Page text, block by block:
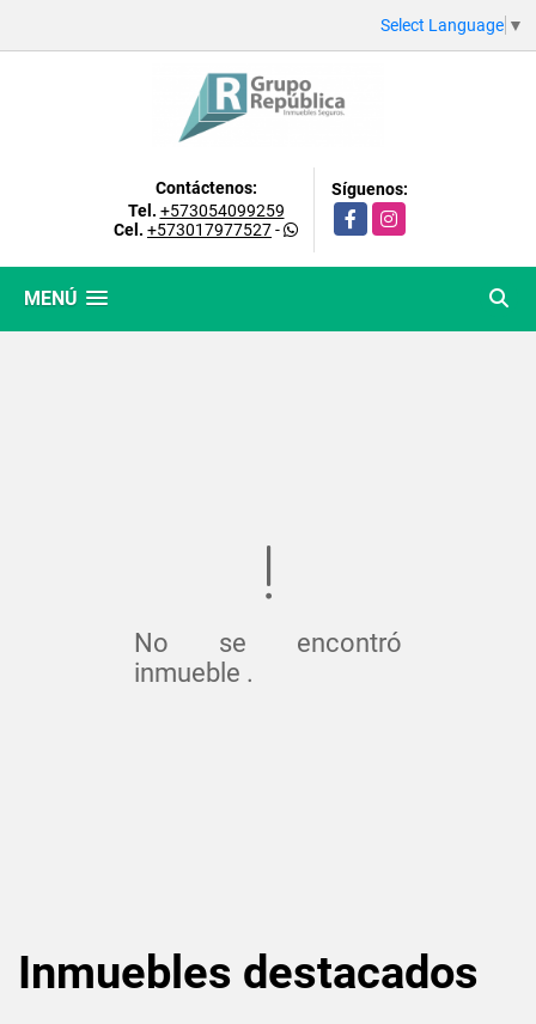
Select Language ▼
Contáctenos:
Tel. +573054099259
Cel. +573017977527-
Síguenos:
FacebookInstagram
MENÚ
No se encontró
inmueble .
Inmuebles destacados